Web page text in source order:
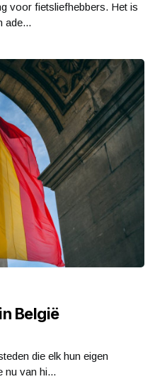
voor fietsliefhebbers. Het is
ade...
België
die elk hun eigen
nu van hi...